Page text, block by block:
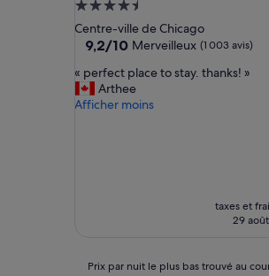
Hébergement
4.5 étoiles
Centre-ville de Chicago
9.2
10,
Merveilleux,
(1 003 avis)
9,2/10 Merveilleux (1 003 avis)
«
p
e
« perfect place to stay. thanks! »
Arthee
Afficher moins
taxes et
29
PrixPrix par nuit le plus bas trouvé au